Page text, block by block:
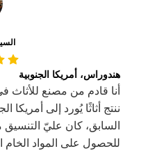
هندوراس، أمريكا الجنوبية
أنا قادم من مصنع للأثاث
ننتج أثاثًا يُورد إلى أمريكا
السابق، كان عليّ
للحصول على المواد الخام